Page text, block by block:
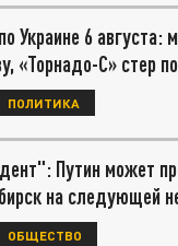
Украине 6 августа:
«Торнадо-С» стер
ПОЛИТИКА
Путин может
на следующей
ОБЩЕСТВО